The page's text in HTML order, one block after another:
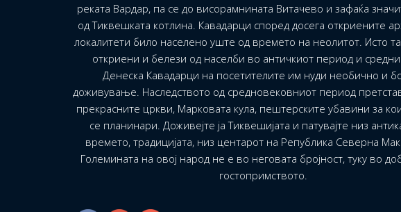
реката Вардар, па се до висорамнината Витачево и зафаќа
од Тиквешката котлина. Кавадарци според досега откриените
локалитети било населено уште од времето на неолитот. Исто
откриени и белези од населби во античкиот период и
Денеска Кавадарци на посетителите им нуди необично и
доживување. Наследството од средновековниот период
прекрасните цркви, Марковата кула, пештерските убавини за
се планинари. Доживејте ја Тиквешијата и патувајте низ
времето, традицијата, низ центарот на Република Северна
Големината на овој народ не е во неговата бројност, туку во
гостопримството.